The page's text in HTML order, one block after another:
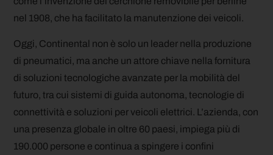
nel 1908, che ha facilitato la manutenzione dei veicoli.
Oggi, Continental non è solo un leader nella produzione
di pneumatici, ma anche un attore chiave nella fornitura
di soluzioni tecnologiche avanzate per la mobilità del
futuro, tra cui sistemi di guida autonoma, tecnologie di
connettività e soluzioni per veicoli elettrici. L’azienda, con
una presenza globale in oltre 60 paesi, impiega più di
190.000 persone e continua a spingere i confini